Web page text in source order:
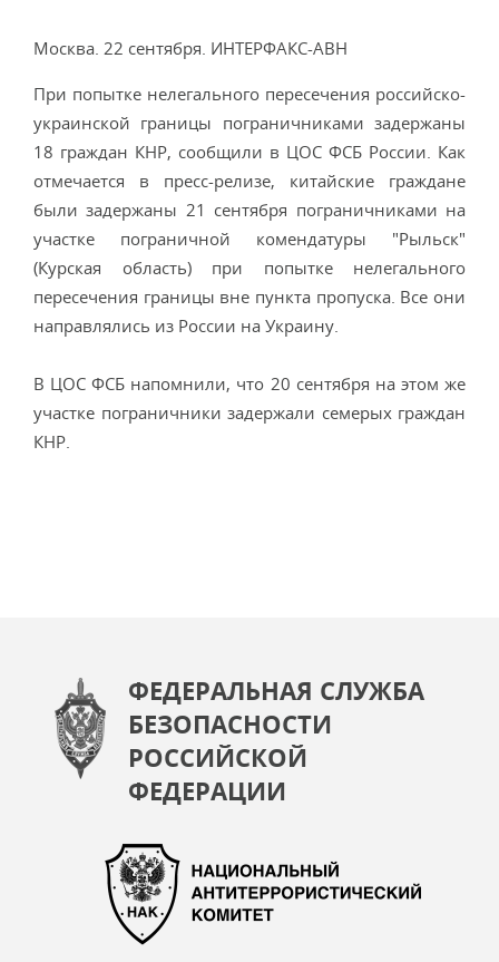
Москва. 22 сентября. ИНТЕРФАКС-АВН
При попытке нелегального пересечения российско-
украинской границы пограничниками задержаны
18 граждан КНР, сообщили в ЦОС ФСБ России. Как
отмечается в пресс-релизе, китайские граждане
были задержаны 21 сентября пограничниками на
участке пограничной комендатуры "Рыльск"
(Курская область) при попытке нелегального
пересечения границы вне пункта пропуска. Все они
направлялись из России на Украину.
В ЦОС ФСБ напомнили, что 20 сентября на этом же
участке пограничники задержали семерых граждан
КНР.
ФЕДЕРАЛЬНАЯ СЛУЖБА
БЕЗОПАСНОСТИ
РОССИЙСКОЙ
ФЕДЕРАЦИИ